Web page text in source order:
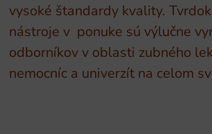
vysoké štandardy kvality.
nástroje v ponuke sú výlučne
odborníkov v oblasti zubného
nemocníc a univerzít na celom